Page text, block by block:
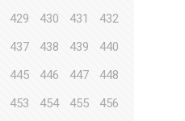
429 430 431
432
437 438 439
440
445 446 447
448
453 454 455
456